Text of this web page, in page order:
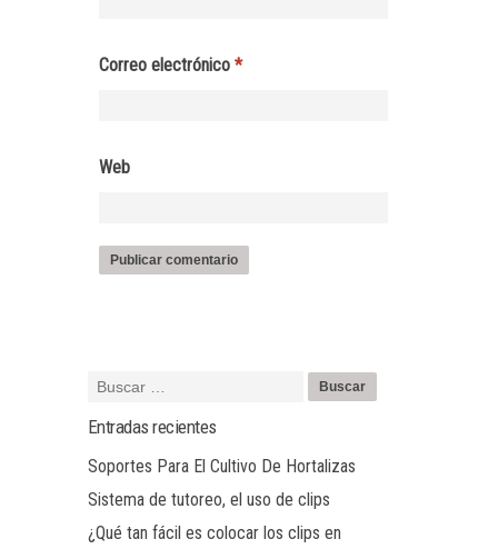
Correo electrónico *
Web
Entradas recientes
Soportes Para El Cultivo De Hortalizas
Sistema de tutoreo, el uso de clips
¿Qué tan fácil es colocar los clips en